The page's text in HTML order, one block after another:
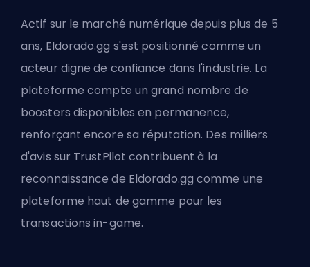
Actif sur le marché numérique depuis plus de 5
ans, Eldorado.gg s'est positionné comme un
acteur digne de confiance dans l'industrie. La
plateforme compte un grand nombre de
boosters disponibles en permanence,
renforçant encore sa réputation. Des milliers
d'avis sur TrustPilot contribuent à la
reconnaissance de Eldorado.gg comme une
plateforme haut de gamme pour les
transactions in-game.